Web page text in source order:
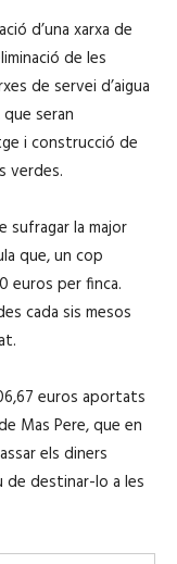
d’una xarxa de
de les
de servei d’aigua
seran
i construcció de
verdes.
sufragar la major
que, un cop
euros per finca.
cada sis mesos
euros aportats
Mas Pere, que en
els diners
de destinar-lo a les